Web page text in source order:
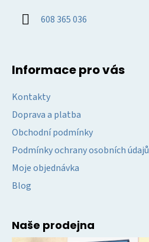
608 365 036
Informace pro vás
Kontakty
Doprava a platba
Obchodní podmínky
Podmínky ochrany osobních údajů
Moje objednávka
Blog
Naše prodejna